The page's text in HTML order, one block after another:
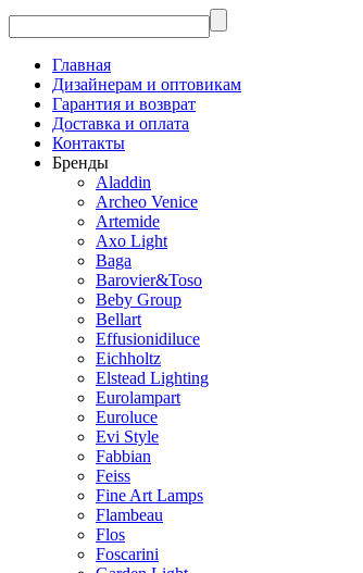
Главная
Дизайнерам и оптовикам
Гарантия и возврат
Доставка и оплата
Контакты
Бренды
Aladdin
Archeo Venice
Artemide
Axo Light
Baga
Barovier&Toso
Beby Group
Bellart
Effusionidiluce
Eichholtz
Elstead Lighting
Eurolampart
Euroluce
Evi Style
Fabbian
Feiss
Fine Art Lamps
Flambeau
Flos
Foscarini